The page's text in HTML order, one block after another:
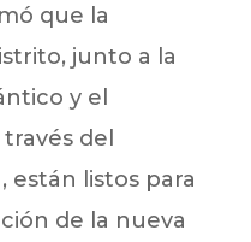
que la
junto a la
y el
del
están listos para
de la nueva